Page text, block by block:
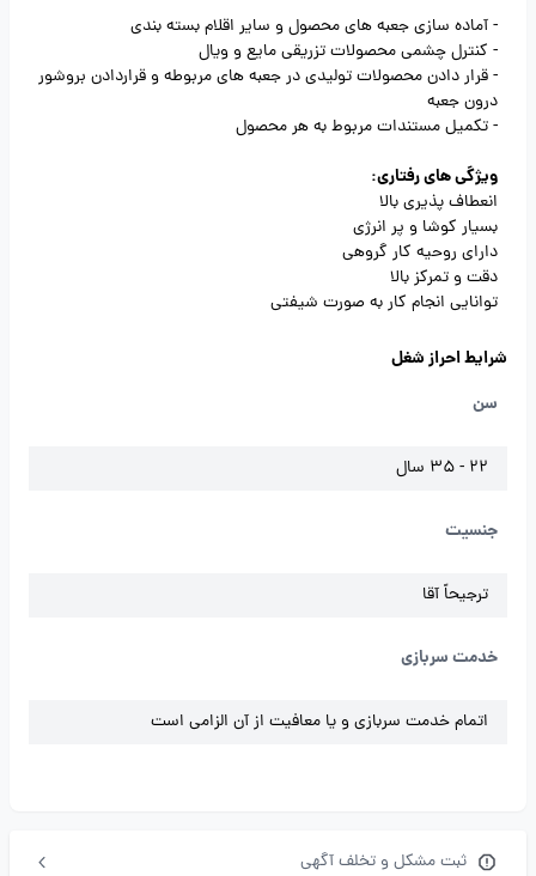
- آماده سازی جعبه های محصول و سایر اقلام بسته بندی
- کنترل چشمی محصولات تزریقی مایع و ویال
- قرار دادن محصولات تولیدی در جعبه های مربوطه و قراردادن بروشور
درون جعبه
- تکمیل مستندات مربوط به هر محصول
ویژگی های رفتاری:
انعطاف پذیری بالا
بسیار کوشا و پر انرژی
دارای روحیه کار گروهی
دقت و تمرکز بالا
توانایی انجام کار به صورت شیفتی
شرایط احراز شغل
سن
22 - 35 سال
جنسیت
ترجیحاً آقا
خدمت سربازی
اتمام خدمت سربازی و یا معافیت از آن الزامی است
ثبت مشکل و تخلف آگهی